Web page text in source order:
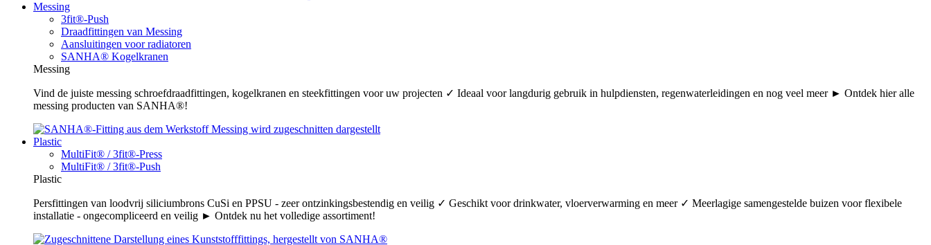
Messing
3fit®-Push
Draadfittingen van Messing
Aansluitingen voor radiatoren
SANHA® Kogelkranen
Messing
Vind de juiste messing schroefdraadfittingen, kogelkranen en steekfittingen voor uw projecten ✓ Ideaal voor langdurig gebruik in hulpdiensten, regenwaterleidingen en nog veel meer ► Ontdek hier alle
messing producten van SANHA®!
Plastic
MultiFit® / 3fit®-Press
MultiFit® / 3fit®-Push
Plastic
Persfittingen van loodvrij siliciumbrons CuSi en PPSU - zeer ontzinkingsbestendig en veilig ✓ Geschikt voor drinkwater, vloerverwarming en meer ✓ Meerlagige samengestelde buizen voor flexibele
installatie - ongecompliceerd en veilig ► Ontdek nu het volledige assortiment!